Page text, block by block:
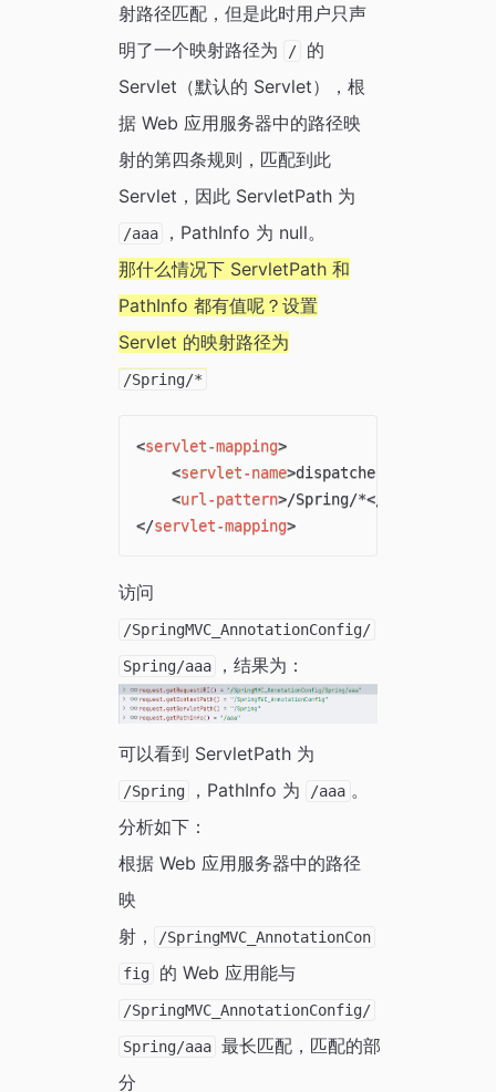
射路径匹配，但是此时用户只声
明了一个映射路径为
/
的
Servlet（默认的 Servlet），根
据 Web 应用服务器中的路径映
射的第四条规则，匹配到此
Servlet，因此 ServletPath 为
/aaa
，PathInfo 为 null。
那什么情况下 ServletPath 和
PathInfo 都有值呢？设置
Servlet 的映射路径为
/Spring/*
<servlet-mapping>
<servlet-name>dispatcher
<url-pattern>/Spring/*</
</servlet-mapping>
访问
/SpringMVC_AnnotationConfig/
Spring/aaa ，结果为：
可以看到 ServletPath 为
/Spring ，PathInfo 为 /aaa 。
分析如下：
根据 Web 应用服务器中的路径
映
射，
/SpringMVC_AnnotationCon
fig 的 Web 应用能与
/SpringMVC_AnnotationConfig/
Spring/aaa 最长匹配，匹配的部
分